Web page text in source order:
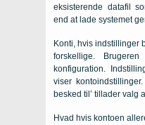
eksisterende datafil
end at lade systemet
Konti, hvis indstillinger
forskellige.
konfiguration.
viser
besked til’ tillader valg
Hvad hvis kontoen